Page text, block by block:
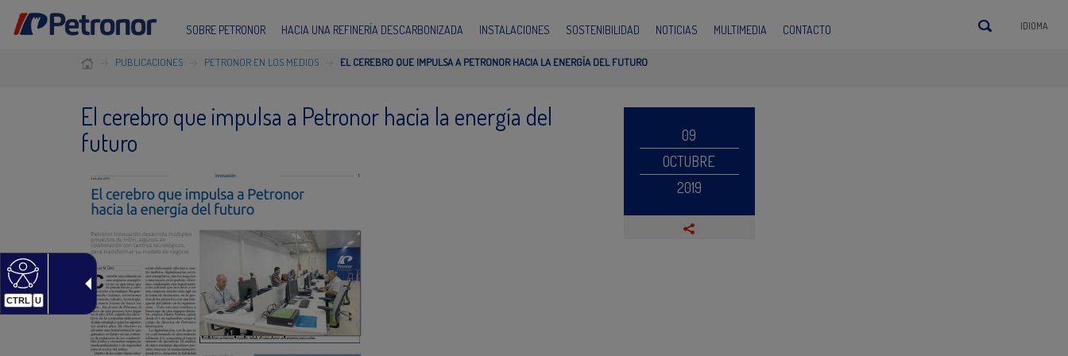
CTRL U
SOBRE PETRONOR HACIA UNA REFINERÍA DESCARBONIZADA INSTALACIONES SOSTENIBILIDAD NOTICIAS MULTIMEDIA CONTACTO IDIOMA
PUBLICACIONES PETRONOR EN LOS MEDIOS EL CEREBRO QUE IMPULSA A PETRONOR HACIA LA ENERGÍA DEL FUTURO
El cerebro que impulsa a Petronor hacia la energía del
futuro
09
OCTUBRE
2019